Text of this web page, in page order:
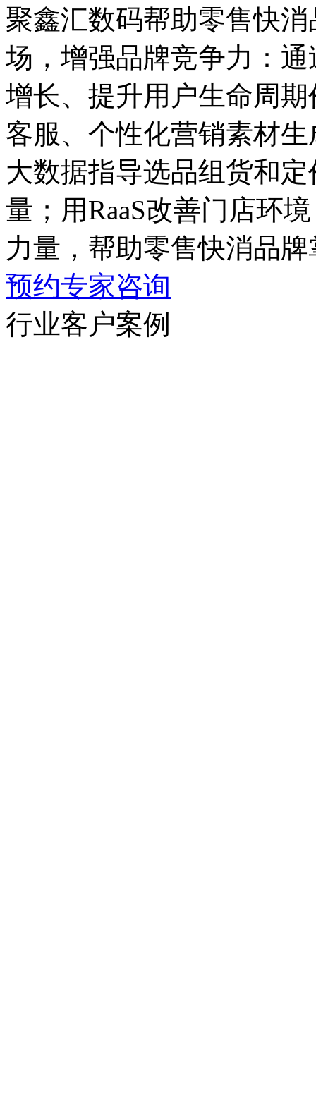
聚鑫汇数码帮助零售快
场，增强品牌竞争力
增长、提升用户生命周
客服、个性化营销素材
大数据指导选品组货和定
量；用RaaS改善门店环境
力量，帮助零售快消品
预约专家咨询
行业客户案例